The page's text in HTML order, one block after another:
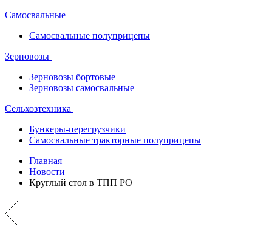
Самосвальные
Самосвальные полуприцепы
Зерновозы
Зерновозы бортовые
Зерновозы самосвальные
Сельхозтехника
Бункеры-перегрузчики
Самосвальные тракторные полуприцепы
Главная
Новости
Круглый стол в ТПП РО